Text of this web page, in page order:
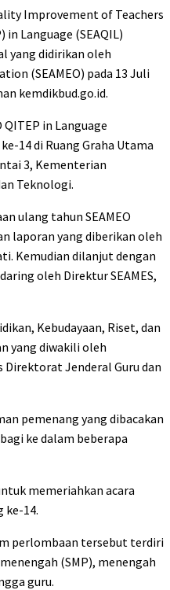
Improvement of Teachers
Language (SEAQIL)
yang didirikan oleh
(SEAMEO) pada 13 Juli
kemdikbud.go.id.
QITEP in Language
14 di Ruang Graha Utama
3, Kementerian
Teknologi.
ulang tahun SEAMEO
laporan yang diberikan oleh
Kemudian dilanjut dengan
oleh Direktur SEAMES,
Kebudayaan, Riset, dan
yang diwakili oleh
Direktorat Jenderal Guru dan
pemenang yang dibacakan
ke dalam beberapa
memeriahkan acara
ke-14.
perlombaan tersebut terdiri
(SMP), menengah
guru.